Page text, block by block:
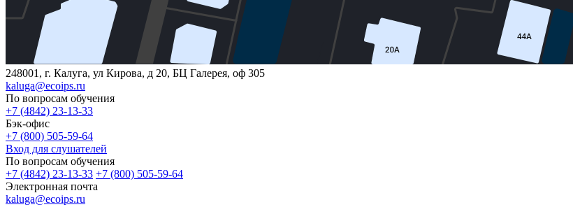
248001, г. Калуга, ул Кирова, д 20, БЦ Галерея, оф 305
kaluga@ecoips.ru
По вопросам обучения
+7 (4842) 23-13-33
Бэк-офис
+7 (800) 505-59-64
Вход для слушателей
По вопросам обучения
+7 (4842) 23-13-33 +7 (800) 505-59-64
Электронная почта
kaluga@ecoips.ru